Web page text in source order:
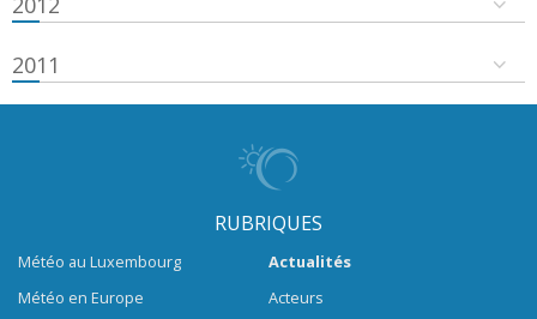
2011
RUBRIQUES
Météo au Luxembourg
Météo en Europe
Actualités
Acteurs